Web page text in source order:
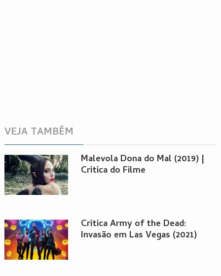
VEJA TAMBÉM
Malevola Dona do Mal (2019) |
Critica do Filme
Critica Army of the Dead:
Invasão em Las Vegas (2021)